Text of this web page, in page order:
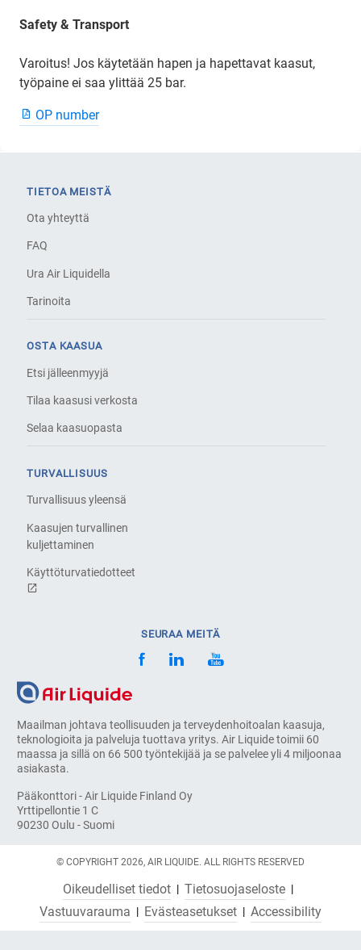
Safety & Transport
Varoitus! Jos käytetään hapen ja hapettavat kaasut,
työpaine ei saa ylittää 25 bar.
OP number
Maailman johtava teollisuuden ja terveydenhoitoalan kaasuja,
teknologioita ja palveluja tuottava yritys. Air Liquide toimii 60
maassa ja sillä on 66 500 työntekijää ja se palvelee yli 4 miljoonaa
asiakasta.
Pääkonttori - Air Liquide Finland Oy
Yrttipellontie 1 C
90230 Oulu - Suomi
TIETOA MEISTÄ
Ota yhteyttä
FAQ
Ura Air Liquidella
Tarinoita
OSTA KAASUA
Etsi jälleenmyyjä
Tilaa kaasusi verkosta
Selaa kaasuopasta
TURVALLISUUS
Turvallisuus yleensä
Kaasujen turvallinen
kuljettaminen
Käyttöturvatiedotteet
SEURAA MEITÄ
© COPYRIGHT 2026, AIR LIQUIDE. ALL RIGHTS RESERVED
Oikeudelliset tiedot
Tietosuojaseloste
Vastuuvarauma
Evästeasetukset Accessibility